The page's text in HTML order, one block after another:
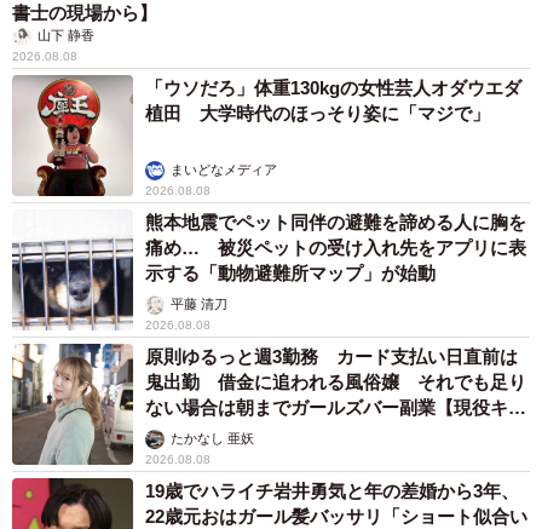
書士の現場から】
山下 静香
2026.08.08
「ウソだろ」体重130kgの女性芸人オダウエダ
植田 大学時代のほっそり姿に「マジで」
まいどなメディア
2026.08.08
熊本地震でペット同伴の避難を諦める人に胸を
痛め… 被災ペットの受け入れ先をアプリに表
示する「動物避難所マップ」が始動
平藤 清刀
2026.08.08
原則ゆるっと週3勤務 カード支払い日直前は
鬼出勤 借金に追われる風俗嬢 それでも足り
ない場合は朝までガールズバー副業【現役キャ
ストに取材】
たかなし 亜妖
2026.08.08
19歳でハライチ岩井勇気と年の差婚から3年、
22歳元おはガール髪バッサリ「ショート似合い